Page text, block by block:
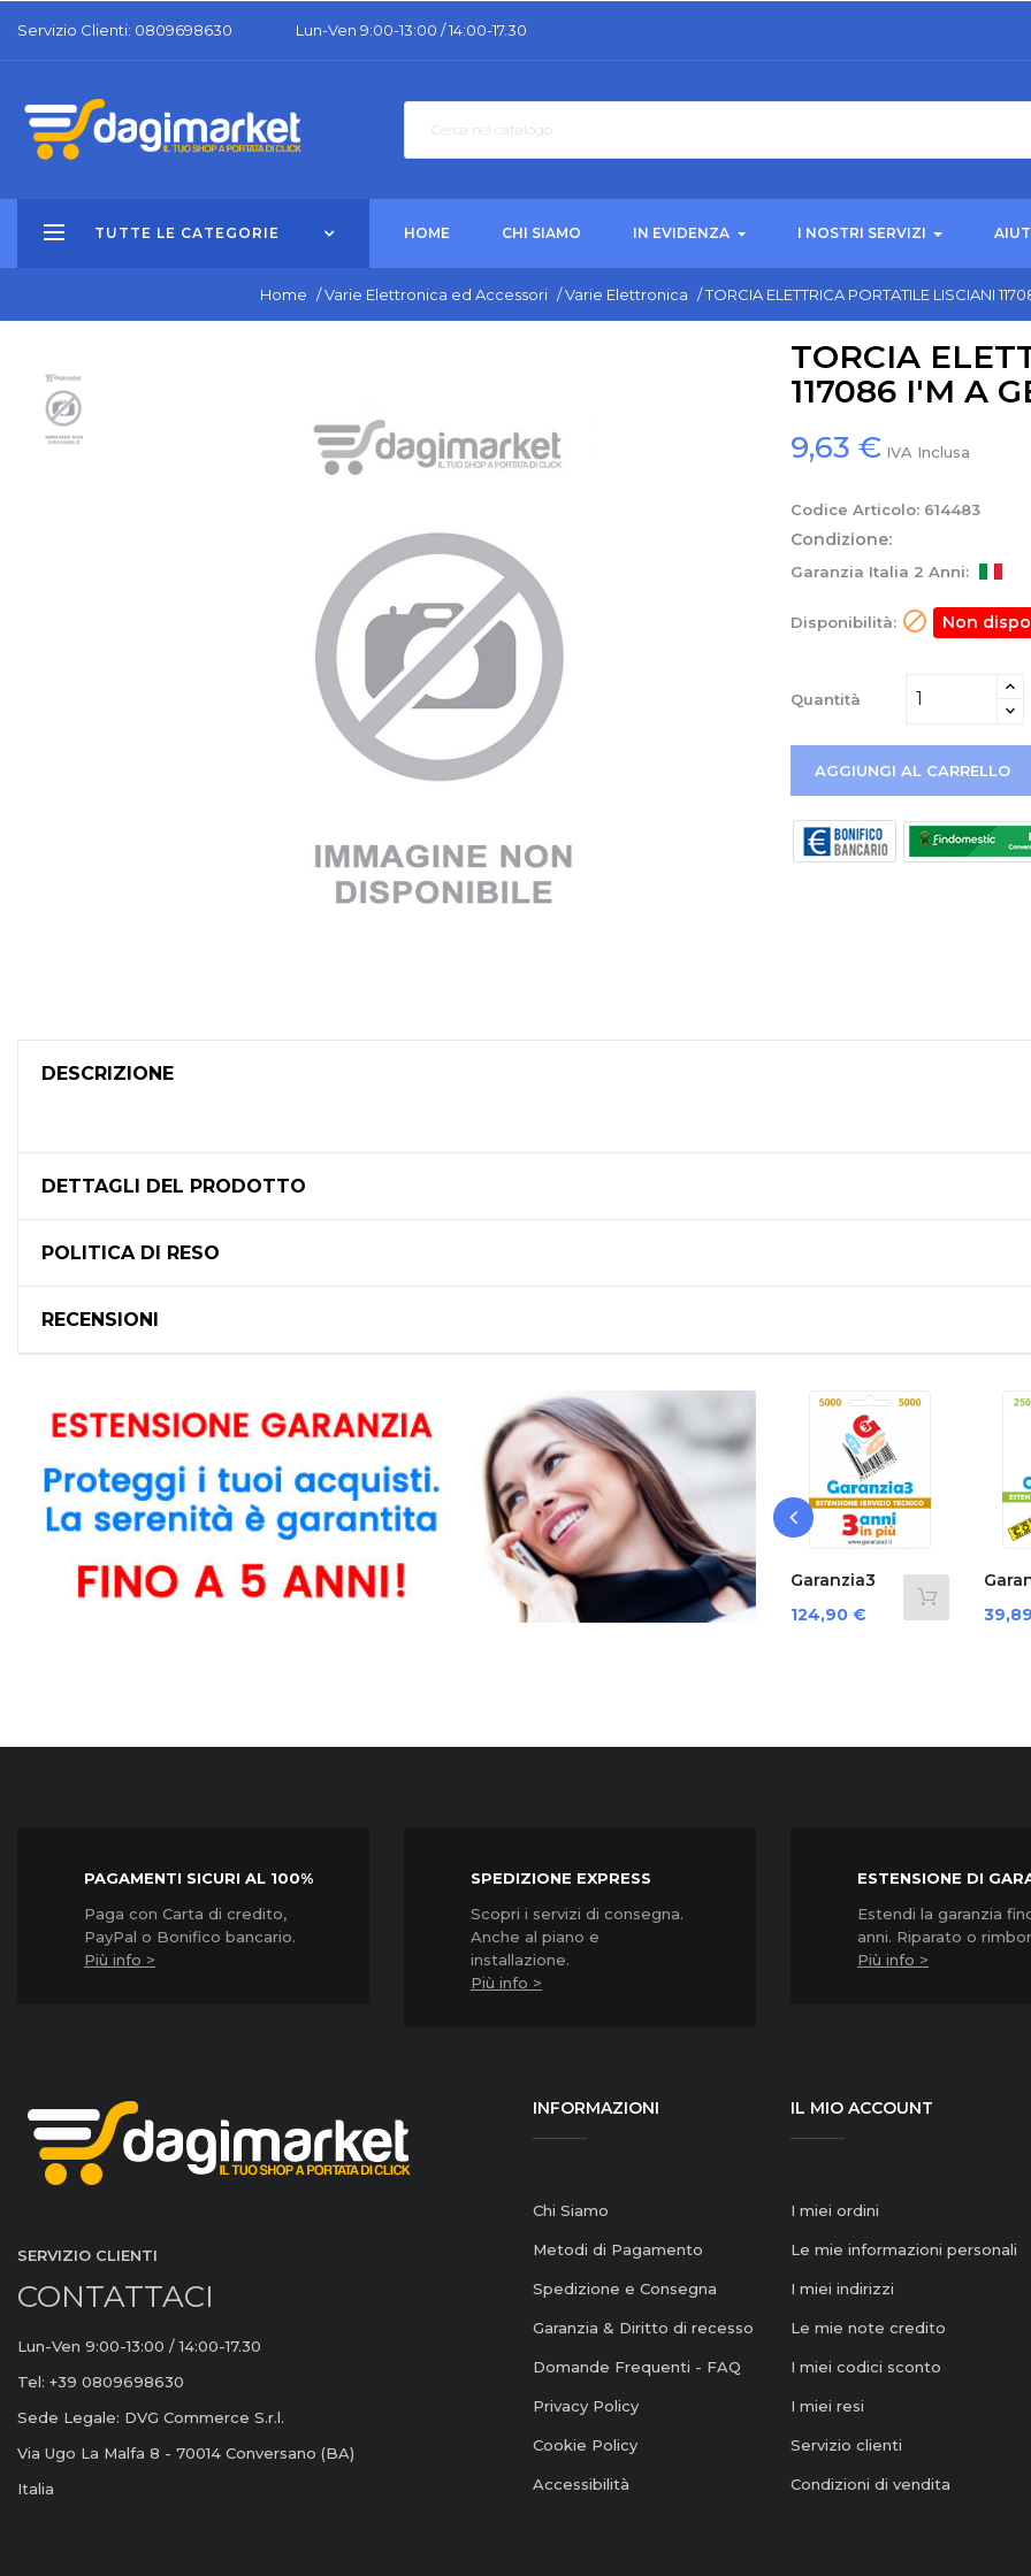
Servizio Clienti: 0809698630 Lun-Ven 9:00-13:00 / 14:00-17.30
TUTTE LE CATEGORIE HOME CHI SIAMO IN EVIDENZA I NOSTRI SERVIZI
Home / Varie Elettronica ed Accessori / Varie Elettronica /TORCIA ELETTRICA PORTATILE LISCIANI
TORCIA
117086 I'M A
9,63 € IVA Inclusa
Codice Articolo: 614483
Condizione:
Garanzia Italia 2 Anni:
Disponibilità:  Non
Quantità
AGGIUNGI AL CARRELLO
DESCRIZIONE
DETTAGLI DEL PRODOTTO
POLITICA DI RESO
RECENSIONI
Garanzia3
Grpd3500...
Garanzia3
Grpd31000...
Garanzia3
Grpd32000...
Prezzo
85,90 €
Garanzia3
Grpd35000...
Prezzo
124,90 €
Garanzia3
Cover 12
Mesi...
Prezzo
39,89 €
PAGAMENTI SICURI AL 100%
Paga con Carta di credito,
PayPal o Bonifico bancario.
Più info >
SPEDIZIONE EXPRESS
Scopri i servizi di consegna.
Anche al piano e
installazione.
Più info >
ESTENSIONE DI
Estendi la garanzia
anni. Riparato o
Più info >
SERVIZIO CLIENTI
CONTATTACI
Lun-Ven 9:00-13:00 / 14:00-17.30
Tel: +39 0809698630
Sede Legale: DVG Commerce S.r.l.
Via Ugo La Malfa 8 - 70014 Conversano (BA)
Italia
INFORMAZIONI
Chi Siamo
Metodi di Pagamento
Spedizione e Consegna
Garanzia & Diritto di recesso
Domande Frequenti - FAQ
Privacy Policy
Cookie Policy
Accessibilità
IL MIO ACCOUNT
I miei ordini
Le mie informazioni personali
I miei indirizzi
Le mie note credito
I miei codici sconto
I miei resi
Servizio clienti
Condizioni di vendita